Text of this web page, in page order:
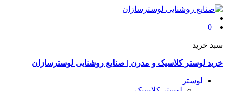
0
سبد خرید
خرید لوستر کلاسیک و مدرن | صنایع روشنایی لوسترسازان
لوستر